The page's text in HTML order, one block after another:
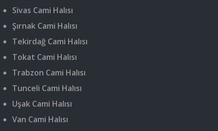
Sivas Cami Halısı
Şırnak Cami Halısı
Tekirdağ Cami Halısı
Tokat Cami Halısı
Trabzon Cami Halısı
Tunceli Cami Halısı
Uşak Cami Halısı
Van Cami Halısı